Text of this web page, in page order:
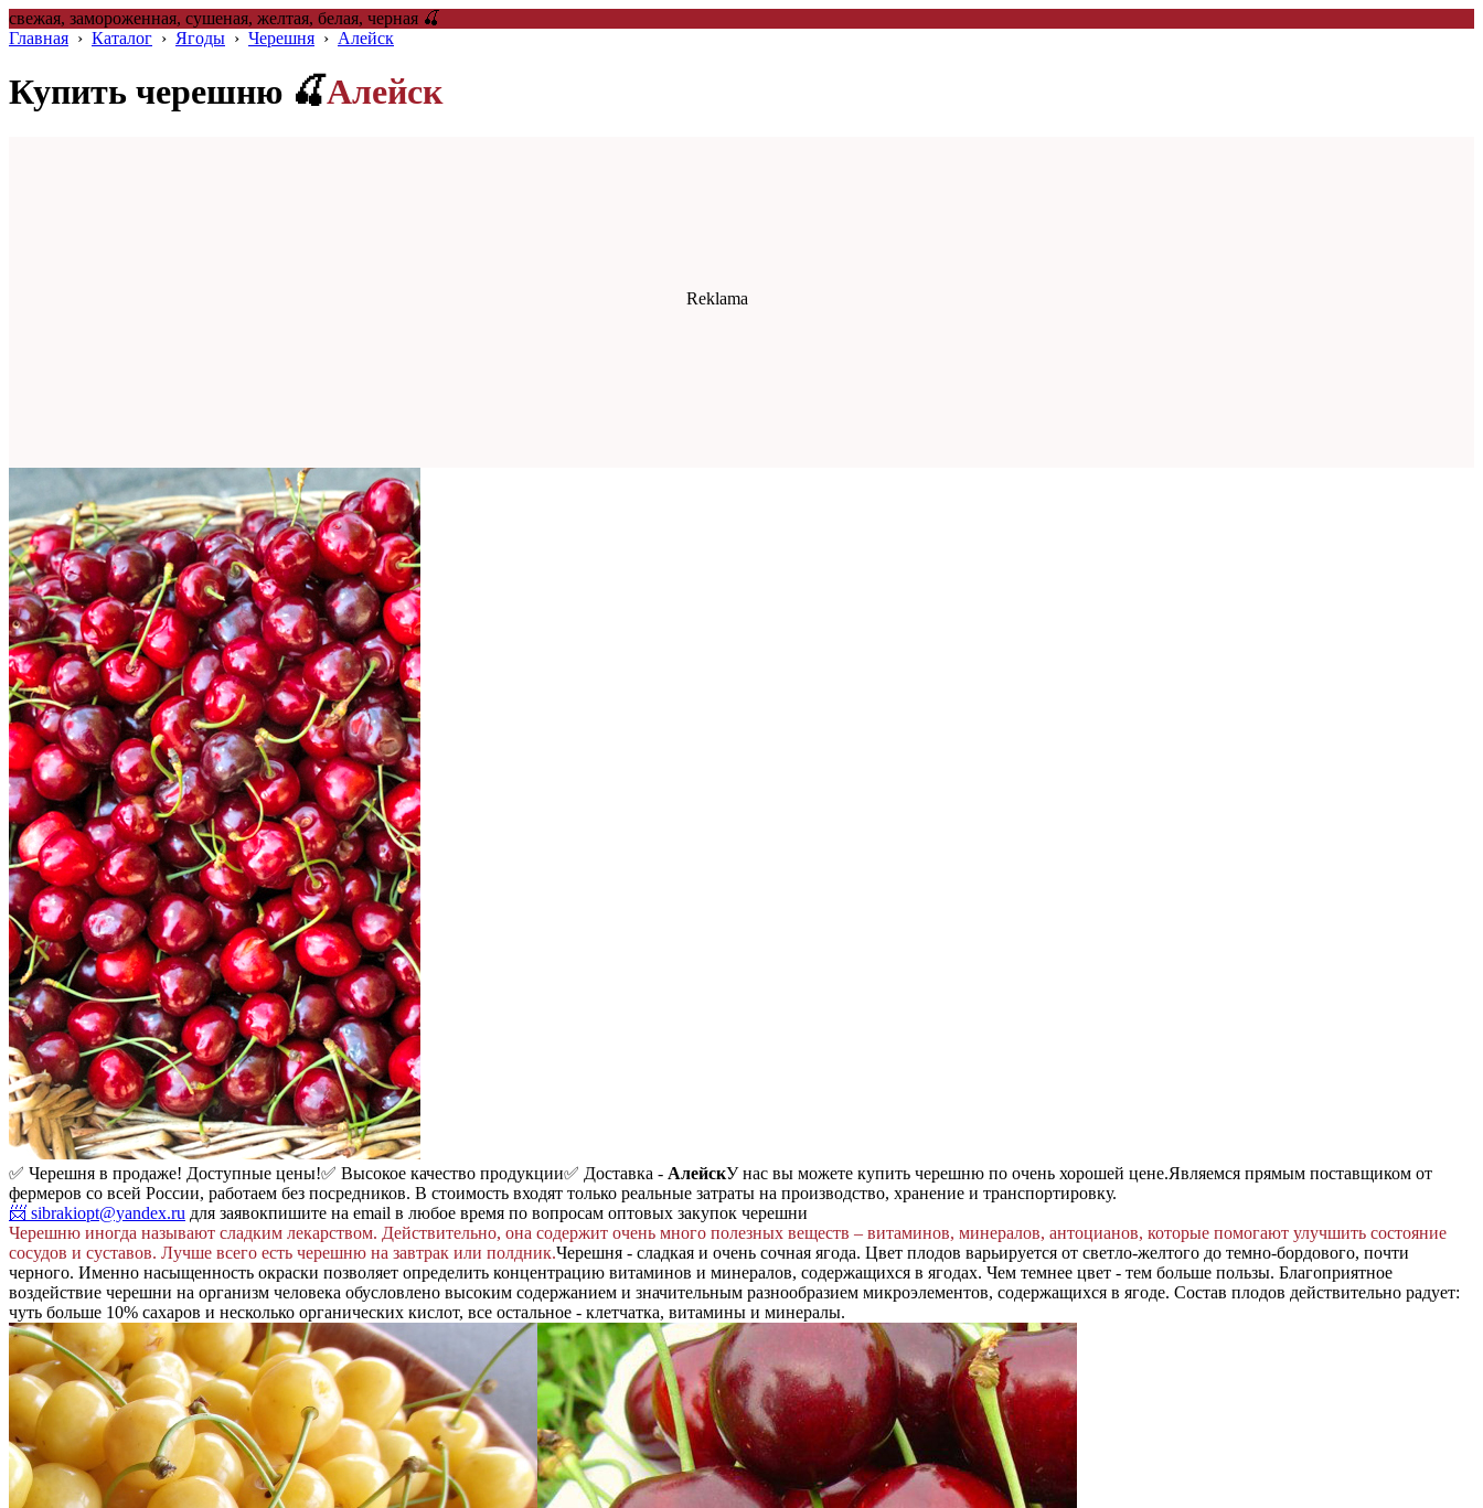
свежая, замороженная, сушеная, желтая, белая, черная 🍒
Главная › Каталог › Ягоды › Черешня › Алейск
Купить черешню 🍒Алейск
✅ Черешня в продаже! Доступные цены!✅ Высокое качество продукции✅ Доставка - АлейскУ нас вы можете купить черешню по очень хорошей цене.Являемся прямым поставщиком от
фермеров со всей России, работаем без посредников. В стоимость входят только реальные затраты на производство, хранение и транспортировку.
📨 sibrakiopt@yandex.ru для заявокпишите на email в любое время по вопросам оптовых закупок черешни
Черешню иногда называют сладким лекарством. Действительно, она содержит очень много полезных веществ – витаминов, минералов, антоцианов, которые помогают улучшить состояние
сосудов и суставов. Лучше всего есть черешню на завтрак или полдник.Черешня - сладкая и очень сочная ягода. Цвет плодов варьируется от светло-желтого до темно-бордового, почти
черного. Именно насыщенность окраски позволяет определить концентрацию витаминов и минералов, содержащихся в ягодах. Чем темнее цвет - тем больше пользы. Благоприятное
воздействие черешни на организм человека обусловлено высоким содержанием и значительным разнообразием микроэлементов, содержащихся в ягоде. Состав плодов действительно радует:
чуть больше 10% сахаров и несколько органических кислот, все остальное - клетчатка, витамины и минералы.